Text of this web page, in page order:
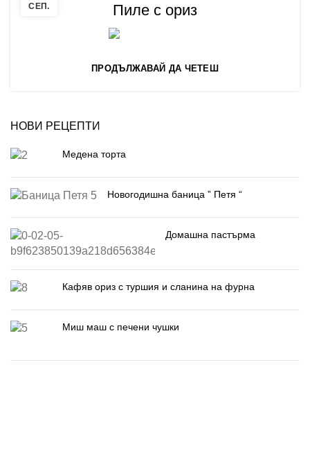
СЕП. Пиле с ориз
ПРОДЪЛЖАВАЙ ДА ЧЕТЕШ
НОВИ РЕЦЕПТИ
Медена торта
Новогодишна баница ” Петя “
Домашна пастърма
Кафяв ориз с туршия и сланина на фурна
Миш маш с печени чушки